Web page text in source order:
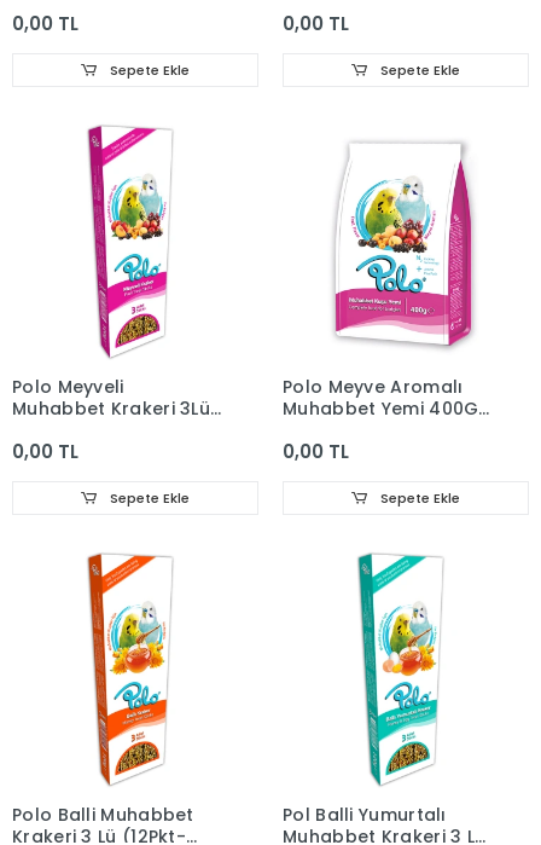
0,00 TL
Sepete Ekle
0,00 TL
Sepete Ekle
Polo Meyveli
Muhabbet Krakeri 3Lü
0,00 TL
Sepete Ekle
Polo Meyve Aromalı
Muhabbet Yemi 400Gr
0,00 TL
Sepete Ekle
Polo Balli Muhabbet
Krakeri 3 Lü (12Pkt-
Pol Balli Yumurtalı
Muhabbet Krakeri 3 Lü